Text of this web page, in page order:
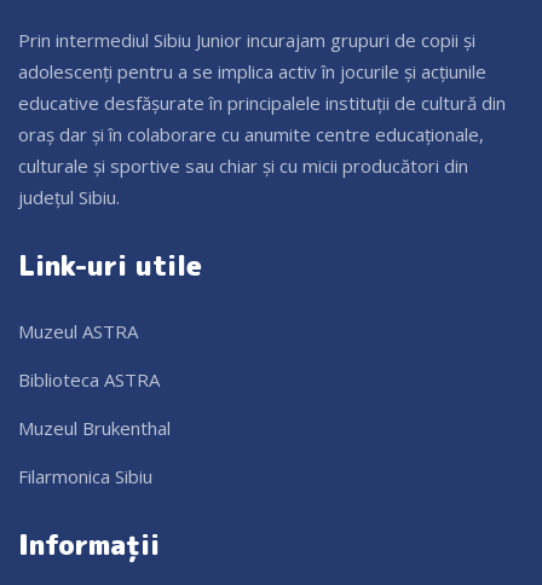
Prin intermediul Sibiu Junior incurajam grupuri de copii și
adolescenți pentru a se implica activ în jocurile și acțiunile
educative desfășurate în principalele instituții de cultură din
oraș dar și în colaborare cu anumite centre educaționale,
culturale și sportive sau chiar și cu micii producători din
județul Sibiu.
Link-uri utile
Muzeul ASTRA
Biblioteca ASTRA
Muzeul Brukenthal
Filarmonica Sibiu
Informații